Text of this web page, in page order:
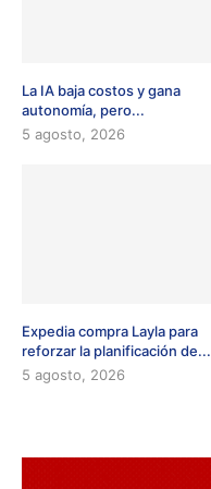
La IA baja costos y gana
autonomía, pero...
5 agosto, 2026
Expedia compra Layla para
reforzar la planificación de...
5 agosto, 2026